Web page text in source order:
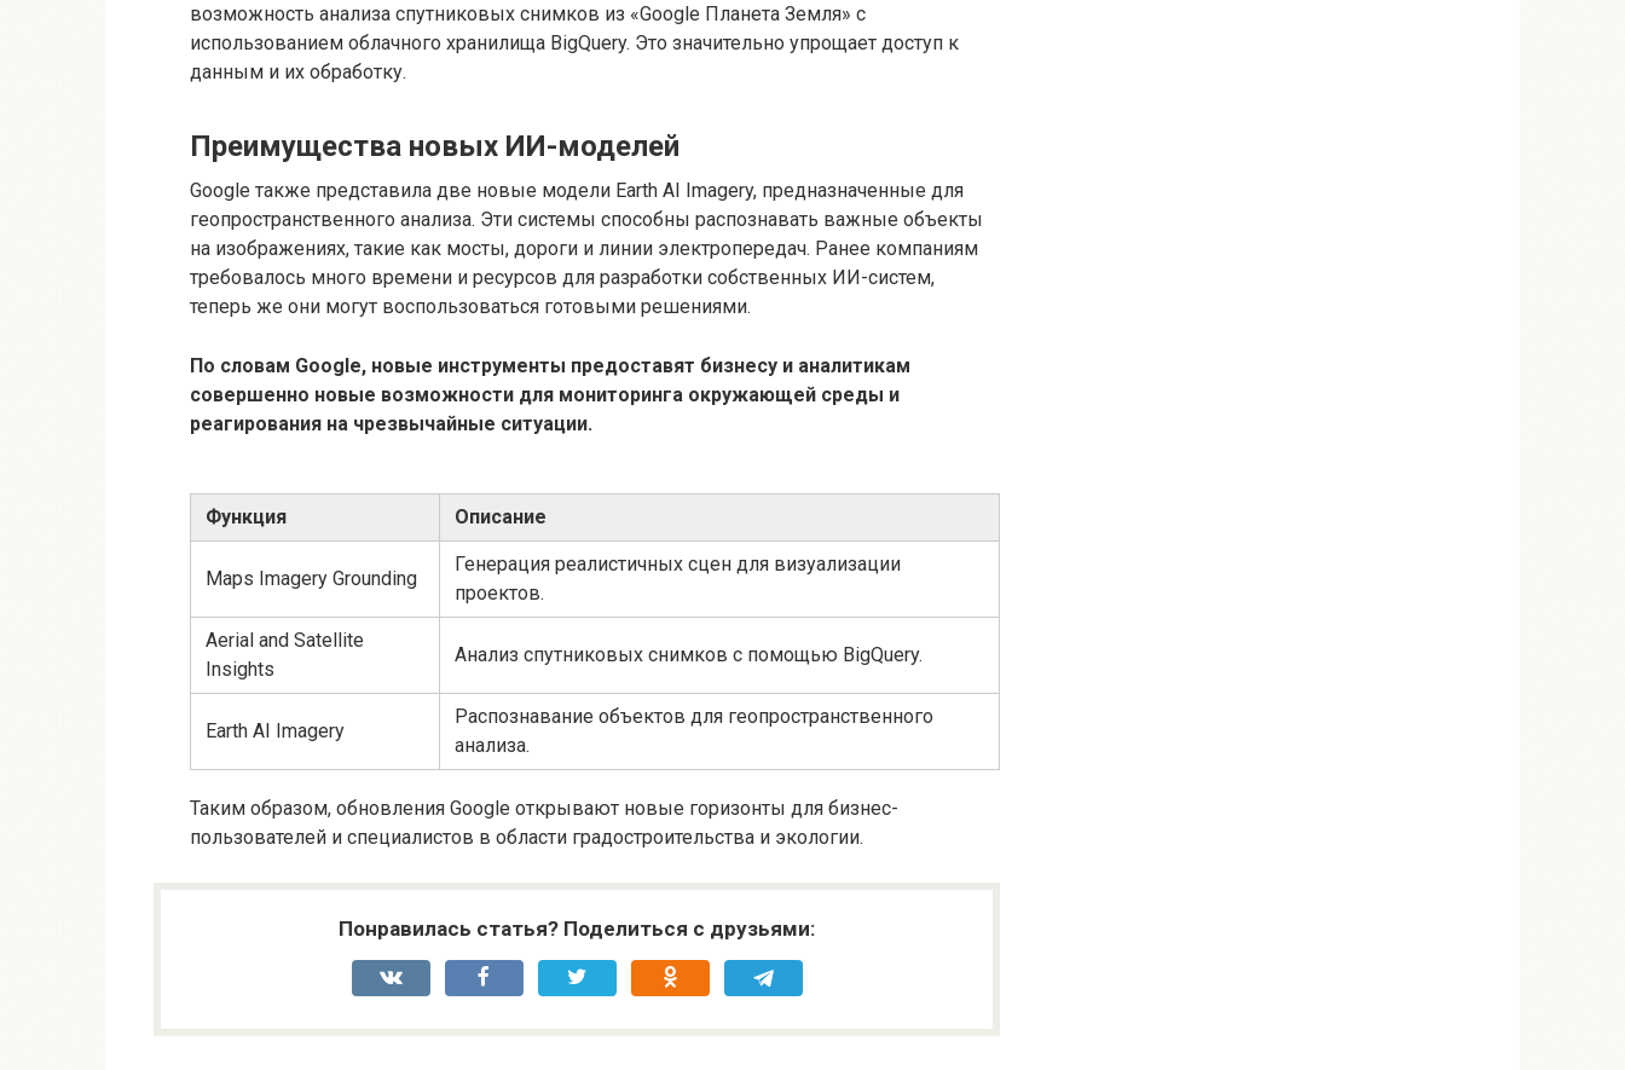
возможность анализа спутниковых снимков из «Google Планета Земля» с
использованием облачного хранилища BigQuery. Это значительно упрощает доступ к
данным и их обработку.
Преимущества новых ИИ-моделей
Google также представила две новые модели Earth AI Imagery, предназначенные для
геопространственного анализа. Эти системы способны распознавать важные объекты
на изображениях, такие как мосты, дороги и линии электропередач. Ранее компаниям
требовалось много времени и ресурсов для разработки собственных ИИ-систем,
теперь же они могут воспользоваться готовыми решениями.
По словам Google, новые инструменты предоставят бизнесу и аналитикам
совершенно новые возможности для мониторинга окружающей среды и
реагирования на чрезвычайные ситуации.
Функция Описание
Maps Imagery Grounding
Генерация реалистичных сцен для визуализации
проектов.
Aerial and Satellite
Insights
Анализ спутниковых снимков с помощью BigQuery.
Earth AI Imagery
Распознавание объектов для геопространственного
анализа.
Таким образом, обновления Google открывают новые горизонты для бизнес-
пользователей и специалистов в области градостроительства и экологии.
Понравилась статья? Поделиться с друзьями: